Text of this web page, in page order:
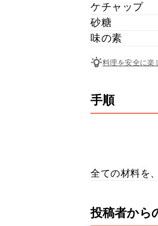
ケチャップ
砂糖
味の素
料理を安全に楽
手順
全ての材料を
投稿者から